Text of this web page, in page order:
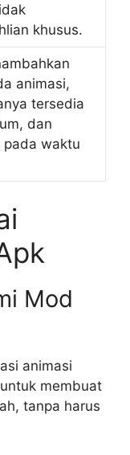
khusus.
animasi,
tersedia
dan
pada waktu
Mod
animasi
membuat
tanpa harus